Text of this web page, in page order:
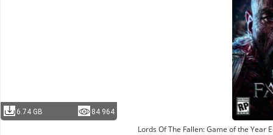
6.74 GB 84 964
Lords Of The Fallen: Game of the Year